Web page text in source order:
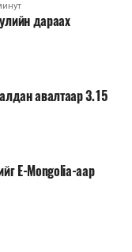
дараах
авалтаар 3.15
E-Mongolia-аар